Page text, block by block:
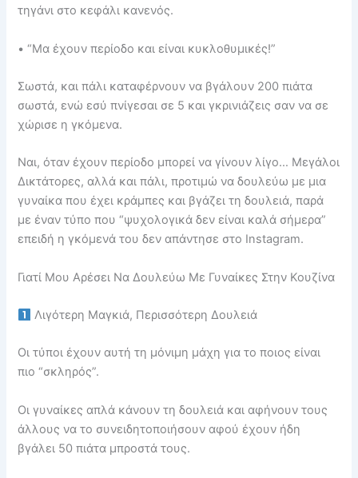
τηγάνι στο κεφάλι κανενός.
• “Μα έχουν περίοδο και είναι κυκλοθυμικές!”
Σωστά, και πάλι καταφέρνουν να βγάλουν 200 πιάτα
σωστά, ενώ εσύ πνίγεσαι σε 5 και γκρινιάζεις σαν να σε
χώρισε η γκόμενα.
Ναι, όταν έχουν περίοδο μπορεί να γίνουν λίγο… Μεγάλοι
Δικτάτορες, αλλά και πάλι, προτιμώ να δουλεύω με μια
γυναίκα που έχει κράμπες και βγάζει τη δουλειά, παρά
με έναν τύπο που “ψυχολογικά δεν είναι καλά σήμερα”
επειδή η γκόμενά του δεν απάντησε στο Instagram.
Γιατί Μου Αρέσει Να Δουλεύω Με Γυναίκες Στην Κουζίνα
Λιγότερη Μαγκιά, Περισσότερη Δουλειά
Οι τύποι έχουν αυτή τη μόνιμη μάχη για το ποιος είναι
πιο “σκληρός”.
Οι γυναίκες απλά κάνουν τη δουλειά και αφήνουν τους
άλλους να το συνειδητοποιήσουν αφού έχουν ήδη
βγάλει 50 πιάτα μπροστά τους.